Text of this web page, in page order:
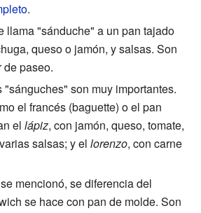
.
llama "sánduche" a un pan tajado
queso o jamón, y salsas. Son
paseo.
"sánguches" son muy importantes.
el francés (baguette) o el pan
el lápiz, con jamón, queso, tomate,
salsas; y el lorenzo, con carne
mencionó, se diferencia del
se hace con pan de molde. Son